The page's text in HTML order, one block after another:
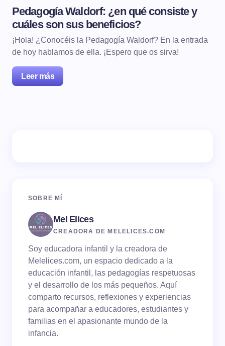
Pedagogía Waldorf: ¿en qué consiste y
cuáles son sus beneficios?
¡Hola! ¿Conocéis la Pedagogía Waldorf? En la entrada
de hoy hablamos de ella. ¡Espero que os sirva!
Leer más
SOBRE MÍ
Mel Elices
CREADORA DE MELELICES.COM
Soy educadora infantil y la creadora de
Melelices.com, un espacio dedicado a la
educación infantil, las pedagogías respetuosas
y el desarrollo de los más pequeños. Aquí
comparto recursos, reflexiones y experiencias
para acompañar a educadores, estudiantes y
familias en el apasionante mundo de la
infancia.